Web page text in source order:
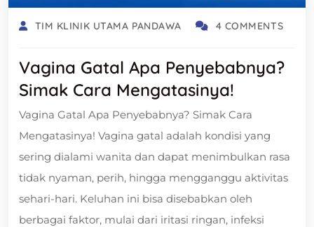
TIM KLINIK UTAMA PANDAWA 4 COMMENTS
Vagina Gatal Apa Penyebabnya?
Simak Cara Mengatasinya!
Vagina Gatal Apa Penyebabnya? Simak Cara
Mengatasinya! Vagina gatal adalah kondisi yang
sering dialami wanita dan dapat menimbulkan rasa
tidak nyaman, perih, hingga mengganggu aktivitas
sehari-hari. Keluhan ini bisa disebabkan oleh
berbagai faktor, mulai dari iritasi ringan, infeksi